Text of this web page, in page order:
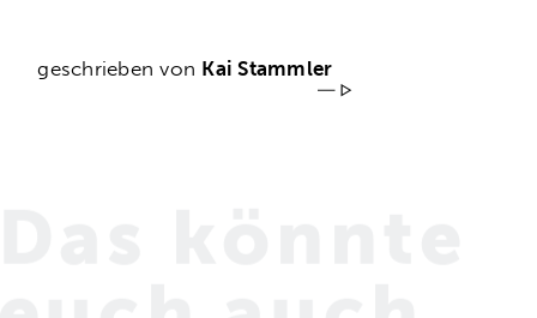
geschrieben von Kai Stammler